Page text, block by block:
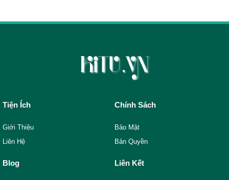
Tiện Ích
Giới Thiệu
Liên Hệ
Chính Sách
Bảo Mật
Bản Quyền
Blog Liên Kết